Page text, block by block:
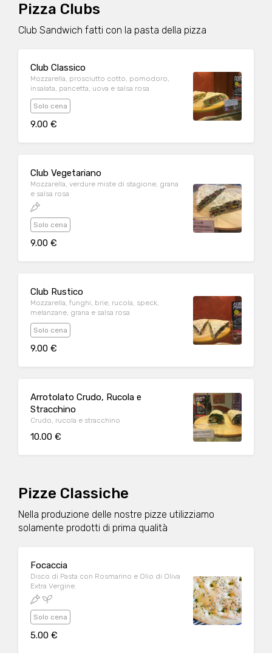
Pizza Clubs
Club Sandwich fatti con la pasta della pizza
Club Classico
Mozzarella, prosciutto cotto, pomodoro,
insalata, pancetta, uova e salsa rosa
Solo cena
9.00 €
Club Vegetariano
Mozzarella, verdure miste di stagione, grana
e salsa rosa
Solo cena
9.00 €
Club Rustico
Mozzarella, funghi, brie, rucola, speck,
melanzane, grana e salsa rosa
Solo cena
9.00 €
Arrotolato Crudo, Rucola e
Stracchino
Crudo, rucola e stracchino
10.00 €
Pizze Classiche
Nella produzione delle nostre pizze utilizziamo
solamente prodotti di prima qualità
Focaccia
Disco di Pasta con Rosmarino e Olio di Oliva
Extra Vergine.
Solo cena
5.00 €